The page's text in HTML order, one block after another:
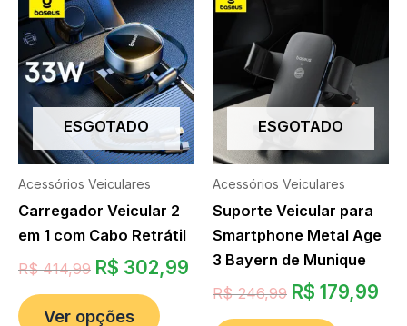
ESGOTADO
Acessórios Veiculares
Carregador Veicular 2
em 1 com Cabo Retrátil
R$414,99 R$ 302,99
Ver opções
ESGOTADO
Acessórios Veiculares
Suporte Veicular para
Smartphone Metal Age
3 Bayern de Munique
R$246,99 R$ 179,99